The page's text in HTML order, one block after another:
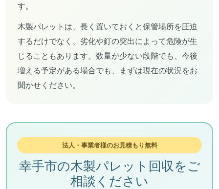
す。
木製パレットは、長く置いておくと保管場所を圧迫
するだけでなく、劣化や釘の突出によって危険が生
じることもあります。数量が少ない段階でも、今後
増える予定がある場合でも、まずは現在の状況をお
聞かせください。
法人・事業者様のお見積もり無料
幸手市の木製パレット回収をご
相談ください